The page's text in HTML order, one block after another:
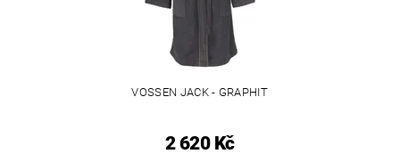
VOSSEN JACK - GRAPHIT
2 620 Kč